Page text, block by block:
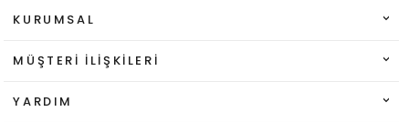
KURUMSAL
MÜŞTERI İLIŞKILERI
YARDIM